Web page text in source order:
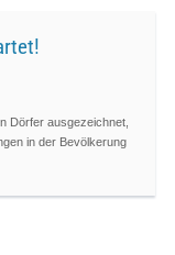
Dörfer ausgezeichnet,
in der Bevölkerung